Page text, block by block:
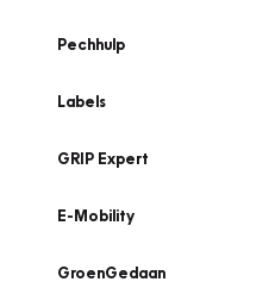
Pechhulp
Labels
GRIP Expert
E-Mobility
GroenGedaan